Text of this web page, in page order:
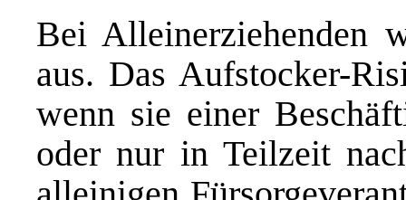
Bei Alleinerziehenden
aus. Das Aufstocker-
wenn sie einer
oder nur in Teilzeit